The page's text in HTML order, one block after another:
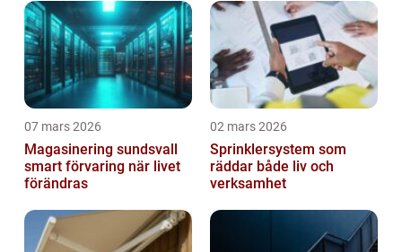
07 mars 2026
Magasinering sundsvall
smart förvaring när livet
förändras
02 mars 2026
Sprinklersystem som
räddar både liv och
verksamhet